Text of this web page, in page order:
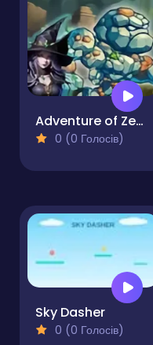
Adventure of Zenny
0 (0 Голосів)
Sky Dasher
0 (0 Голосів)